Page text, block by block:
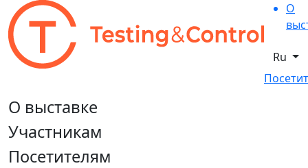
О
Ru
О выставке
Участникам
Посетителям